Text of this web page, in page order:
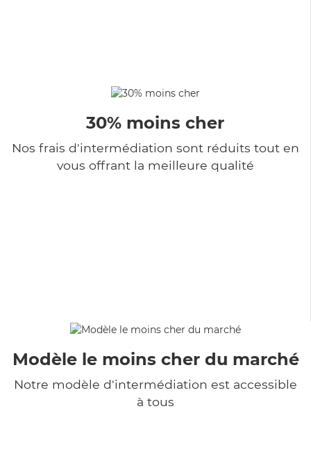
30% moins cher
Nos frais d'intermédiation sont réduits tout en
vous offrant la meilleure qualité
Modèle le moins cher du marché
Notre modèle d'intermédiation est accessible
à tous